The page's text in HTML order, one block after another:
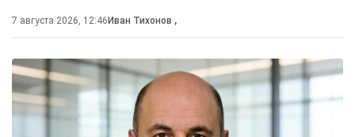
7 августа 2026, 12:46 Иван Тихонов ,